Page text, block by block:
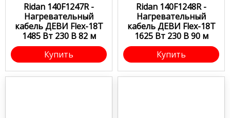
Ridan 140F1247R -
Нагревательный
кабель ДЕВИ Flex-18T
1485 Вт 230 В 82 м
Купить
Ridan 140F1248R -
Нагревательный
кабель ДЕВИ Flex-18T
1625 Вт 230 В 90 м
Купить